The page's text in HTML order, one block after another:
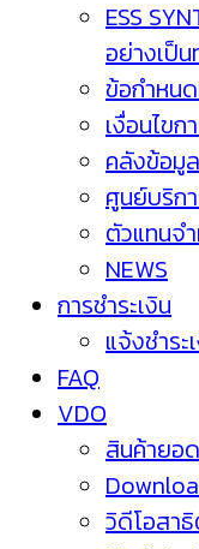
ESS
อย่างเป็น
ข้อกำหน
เงื่อนไขก
คลังข้อมู
ศูนย์บริก
ตัวแทนจ
NEWS
การชำระเงิน
แจ้งชำระ
FAQ
VDO
สินค้ายอ
วิดีโอสา